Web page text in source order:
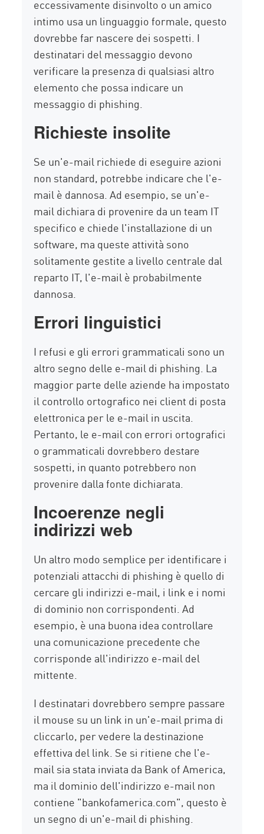
eccessivamente disinvolto o un amico
intimo usa un linguaggio formale, questo
dovrebbe far nascere dei sospetti. I
destinatari del messaggio devono
verificare la presenza di qualsiasi altro
elemento che possa indicare un
messaggio di phishing.
Richieste insolite
Se un'e-mail richiede di eseguire azioni
non standard, potrebbe indicare che l'e-
mail è dannosa. Ad esempio, se un'e-
mail dichiara di provenire da un team IT
specifico e chiede l'installazione di un
software, ma queste attività sono
solitamente gestite a livello centrale dal
reparto IT, l'e-mail è probabilmente
dannosa.
Errori linguistici
I refusi e gli errori grammaticali sono un
altro segno delle e-mail di phishing. La
maggior parte delle aziende ha impostato
il controllo ortografico nei client di posta
elettronica per le e-mail in uscita.
Pertanto, le e-mail con errori ortografici
o grammaticali dovrebbero destare
sospetti, in quanto potrebbero non
provenire dalla fonte dichiarata.
Incoerenze negli
indirizzi web
Un altro modo semplice per identificare i
potenziali attacchi di phishing è quello di
cercare gli indirizzi e-mail, i link e i nomi
di dominio non corrispondenti. Ad
esempio, è una buona idea controllare
una comunicazione precedente che
corrisponde all'indirizzo e-mail del
mittente.
I destinatari dovrebbero sempre passare
il mouse su un link in un'e-mail prima di
cliccarlo, per vedere la destinazione
effettiva del link. Se si ritiene che l'e-
mail sia stata inviata da Bank of America,
ma il dominio dell'indirizzo e-mail non
contiene "bankofamerica.com", questo è
un segno di un'e-mail di phishing.